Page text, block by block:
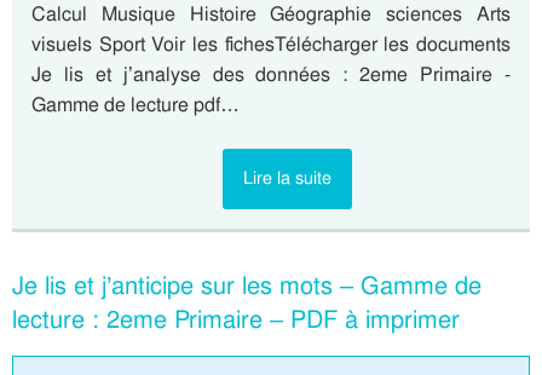
Calcul Musique Histoire Géographie sciences Arts
visuels Sport Voir les fichesTélécharger les documents
Je lis et j’analyse des données : 2eme Primaire -
Gamme de lecture pdf…
Lire la suite
Je lis et j’anticipe sur les mots – Gamme de
lecture : 2eme Primaire – PDF à imprimer